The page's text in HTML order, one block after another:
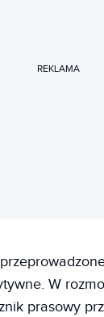
REKLAMA
W
prasowy